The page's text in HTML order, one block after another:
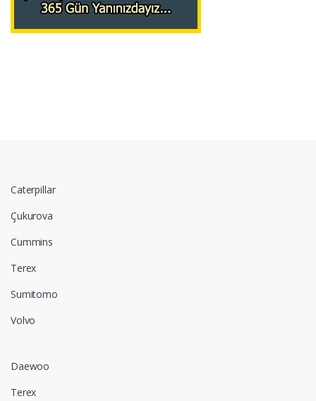
Caterpillar
Çukurova
Cummins
Terex
Sumitomo
Volvo
Daewoo
Terex